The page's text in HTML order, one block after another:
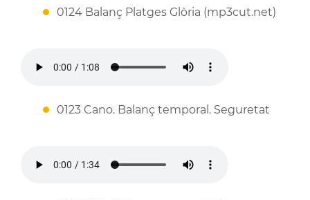
0124 Balanç Platges Glòria (mp3cut.net)
0123 Cano. Balanç temporal. Seguretat